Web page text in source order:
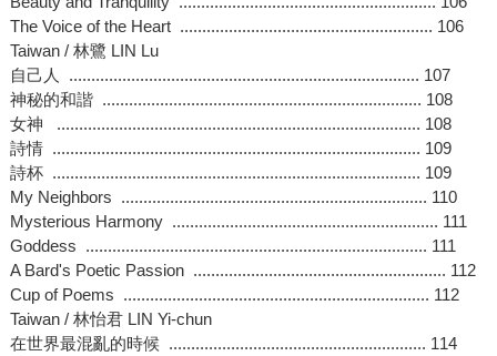
The Voice of the Heart ......................................................... 106
Taiwan / 林鷺 LIN Lu
自己人 ............................................................................... 107
神秘的和諧 ........................................................................ 108
女神 .................................................................................. 108
詩情 ................................................................................... 109
詩杯 ................................................................................... 109
My Neighbors ..................................................................... 110
Mysterious Harmony ............................................................ 111
Goddess ............................................................................. 111
A Bard's Poetic Passion ......................................................... 112
Cup of Poems ..................................................................... 112
Taiwan / 林怡君 LIN Yi-chun
在世界最混亂的時候 .......................................................... 114